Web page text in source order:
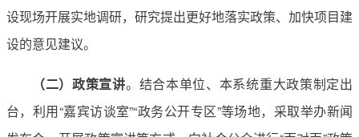
设现场开展实地调研，研究提出更好地落实政策、加快项目建
设的意见建议。
（二）政策宣讲。结合本单位、本系统重大政策制定出
台，利用“嘉宾访谈室”“政务公开专区”等场地，采取举办新闻